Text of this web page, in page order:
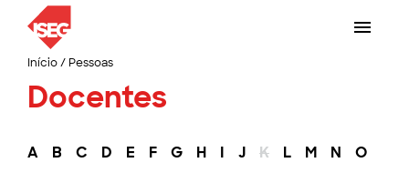
Início/ Pessoas
Docentes
A B C D E F G H I J K L M N O